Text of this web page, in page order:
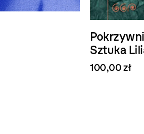
Sztuka
100,00 zł